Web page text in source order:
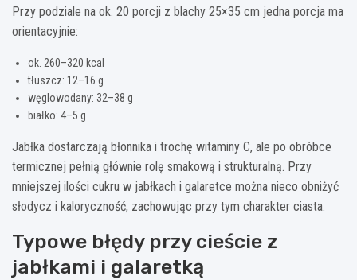
Przy podziale na ok. 20 porcji z blachy 25×35 cm jedna porcja ma
orientacyjnie:
ok. 260–320 kcal
tłuszcz: 12–16 g
węglowodany: 32–38 g
białko: 4–5 g
Jabłka dostarczają błonnika i trochę witaminy C, ale po obróbce
termicznej pełnią głównie rolę smakową i strukturalną. Przy
mniejszej ilości cukru w jabłkach i galaretce można nieco obniżyć
słodycz i kaloryczność, zachowując przy tym charakter ciasta.
Typowe błędy przy cieście z
jabłkami i galaretką